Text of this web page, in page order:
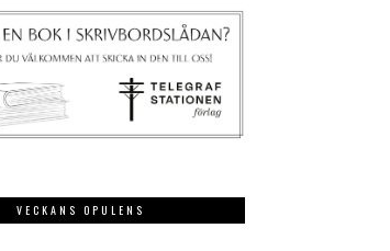
VECKANS OPULENS